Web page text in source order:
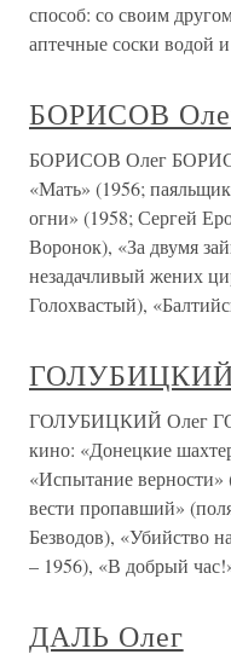
способ: со своим
аптечные соски водой и
БОРИСОВ
БОРИСОВ Олег
«Мать» (1956;
огни» (1958; Сергей
Воронок), «За двумя
незадачливый жених
Голохвастый),
ГОЛУБИЦКИЙ
ГОЛУБИЦКИЙ Олег
кино: «Донецкие
«Испытание
вести пропавший»
Безводов), «Убийство
– 1956), «В добрый
ДАЛЬ Олег